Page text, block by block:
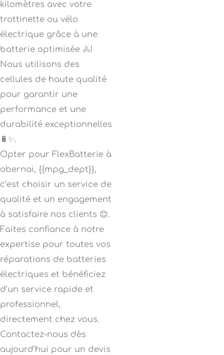
kilomètres avec votre
trottinette ou vélo
électrique grâce à une
batterie optimisée 🚴!
Nous utilisons des
cellules de haute qualité
pour garantir une
performance et une
durabilité exceptionnelles
🔋✨.
Opter pour FlexBatterie à
obernai, {{mpg_dept}},
c’est choisir un service de
qualité et un engagement
à satisfaire nos clients 😊.
Faites confiance à notre
expertise pour toutes vos
réparations de batteries
électriques et bénéficiez
d’un service rapide et
professionnel,
directement chez vous.
Contactez-nous dès
aujourd’hui pour un devis